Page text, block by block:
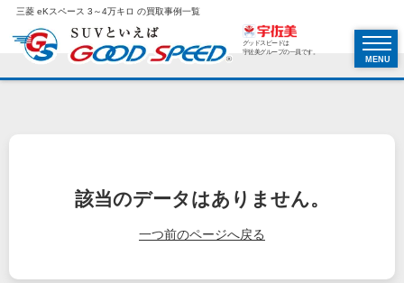
三菱 eKスペース 3～4万キロ の買取事例一覧
グッドスピードは
宇佐美グループの一員です。
MENU
該当のデータはありません。
一つ前のページへ戻る